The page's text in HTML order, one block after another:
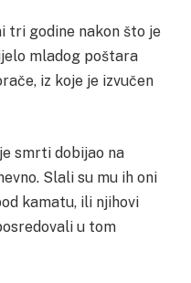
tri godine nakon što je
mladog poštara
iz koje je izvučen
smrti dobijao na
Slali su mu ih oni
kamatu, ili njihovi
u tom